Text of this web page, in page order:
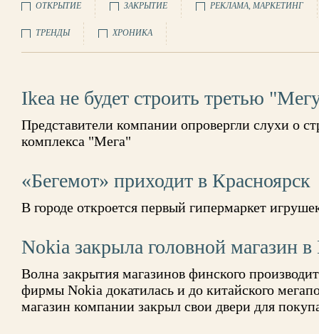
ОТКРЫТИЕ ЗАКРЫТИЕ РЕКЛАМА, МАРКЕТИНГ
ТРЕНДЫ ХРОНИКА
Ikea не будет строить третью
Представители компании опровергли слухи о
комплекса "Мега"
«Бегемот» приходит в Красноярск
В городе откроется первый гипермаркет
Nokia закрыла головной магазин
Волна закрытия магазинов финского
фирмы Nokia докатилась и до китайского
магазин компании закрыл свои двери для